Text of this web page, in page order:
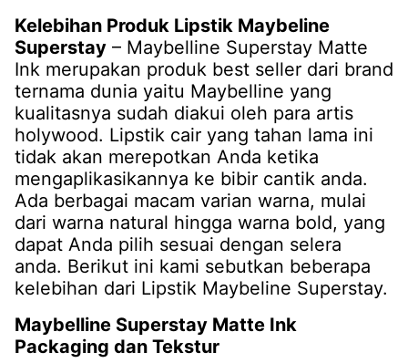
Kelebihan Produk Lipstik Maybeline
Superstay – Maybelline Superstay Matte
Ink merupakan produk best seller dari brand
ternama dunia yaitu Maybelline yang
kualitasnya sudah diakui oleh para artis
holywood. Lipstik cair yang tahan lama ini
tidak akan merepotkan Anda ketika
mengaplikasikannya ke bibir cantik anda.
Ada berbagai macam varian warna, mulai
dari warna natural hingga warna bold, yang
dapat Anda pilih sesuai dengan selera
anda. Berikut ini kami sebutkan beberapa
kelebihan dari Lipstik Maybeline Superstay.
Maybelline Superstay Matte Ink
Packaging dan Tekstur